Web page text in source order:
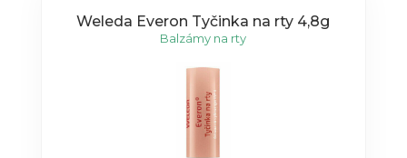
Weleda Everon Tyčinka na rty 4,8g
Balzámy na rty